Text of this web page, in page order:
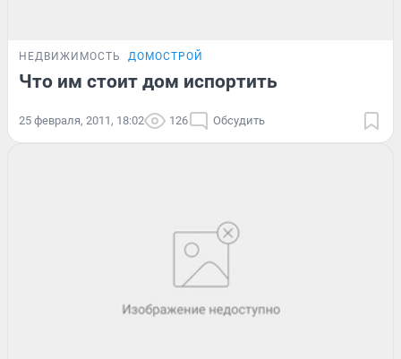
НЕДВИЖИМОСТЬ ДОМОСТРОЙ
Что им стоит дом испортить
25 февраля, 2011, 18:02 126 Обсудить